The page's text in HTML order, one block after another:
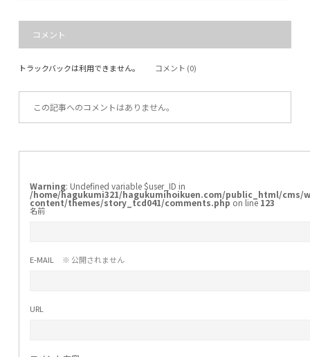
コメント
トラックバックは利用できません。 コメント (0)
この記事へのコメントはありません。
Warning : Undefined variable $user_ID in
/home/hagukumi321/hagukumihoikuen.com/public_html/cms/
content/themes/story_tcd041/comments.php on line 123
名前
E-MAIL ※ 公開されません
URL